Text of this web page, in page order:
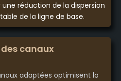
une réduction de la dispersion
de la ligne de base.
canaux
adaptées optimisent la